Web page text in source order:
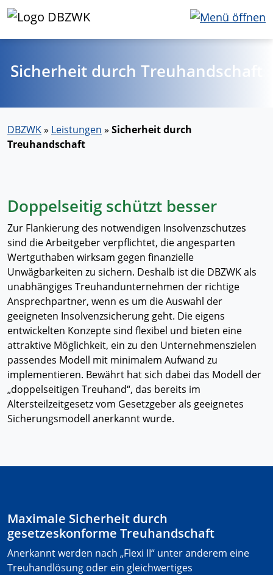
Sicherheit durch Treuhandschaft
DBZWK» Leistungen » Sicherheit durch
Treuhandschaft
Doppelseitig schützt besser
Zur Flankierung des notwendigen Insolvenzschutzes
sind die Arbeitgeber verpflichtet, die angesparten
Wertguthaben wirksam gegen finanzielle
Unwägbarkeiten zu sichern. Deshalb ist die DBZWK als
unabhängiges Treuhandunternehmen der richtige
Ansprechpartner, wenn es um die Auswahl der
geeigneten Insolvenzsicherung geht. Die eigens
entwickelten Konzepte sind flexibel und bieten eine
attraktive Möglichkeit, ein zu den Unternehmenszielen
passendes Modell mit minimalem Aufwand zu
implementieren. Bewährt hat sich dabei das Modell der
„doppelseitigen Treuhand“, das bereits im
Altersteilzeitgesetz vom Gesetzgeber als geeignetes
Sicherungsmodell anerkannt wurde.
Maximale Sicherheit durch
gesetzeskonforme Treuhandschaft
Anerkannt werden nach „Flexi II“ unter anderem eine
Treuhandlösung oder ein gleichwertiges